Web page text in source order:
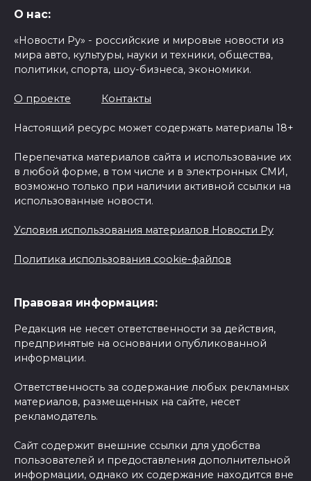
О нас:
«Новости Ру» - российские и мировые новости из
мира авто, культуры, науки и техники, общества,
политики, спорта, шоу-бизнеса, экономики.
О проекте Контакты
Настоящий ресурс может содержать материалы 18+
Перепечатка материалов сайта и использование их
в любой форме, в том числе и в электронных СМИ,
возможно только при наличии активной ссылки на
использованные новости.
Условия использования материалов Новости Ру
Политика использования cookie-файлов
Правовая информация:
Редакция не несет ответственности за действия,
предпринятые на основании опубликованной
информации.
Ответственность за содержание любых рекламных
материалов, размещенных на сайте, несет
рекламодатель.
Сайт содержит внешние ссылки для удобства
пользователей и предоставления дополнительной
информации, однако их содержание находится вне